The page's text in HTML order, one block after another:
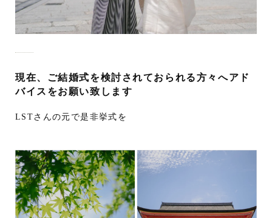
現在、ご結婚式を検討されておられる方々へアド
バイスをお願い致します
LSTさんの元で是非挙式を